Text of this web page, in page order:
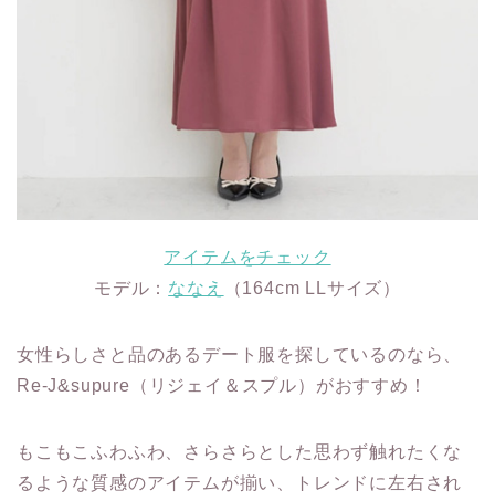
アイテムをチェック
モデル： ななえ （164cm LLサイズ）
女性らしさと品のあるデート服を探しているのなら、
Re-J&supure（リジェイ＆スプル）がおすすめ！
もこもこふわふわ、さらさらとした思わず触れたくな
るような質感のアイテムが揃い、トレンドに左右され